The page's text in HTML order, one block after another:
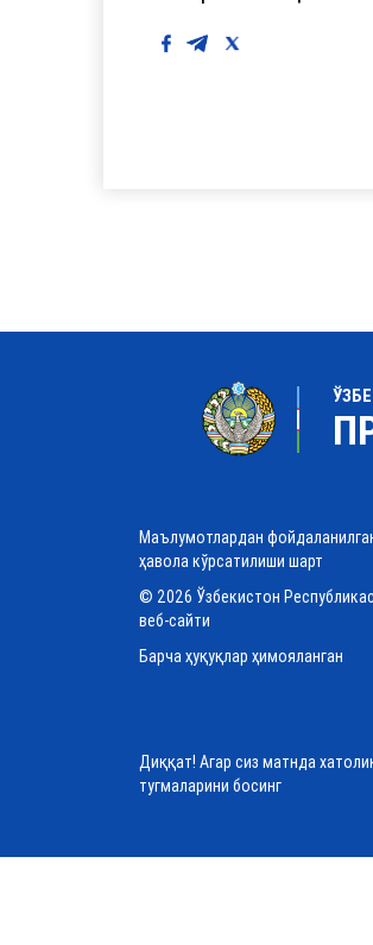
Маълумотлардан
ҳавола кўрсатилиши шарт
© 2026 Ўзбекистон
веб-сайти
Барча ҳуқуқлар ҳимояланган
Диққат! Агар сиз матнда
тугмаларини босинг